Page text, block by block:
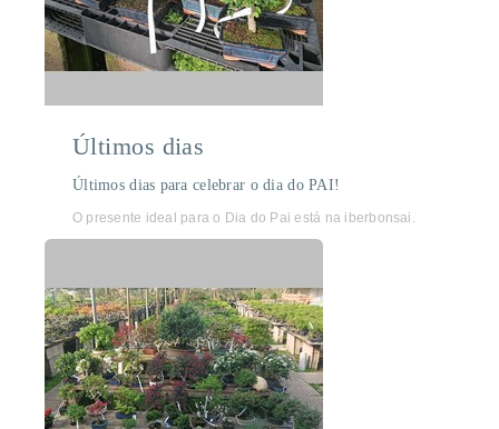
Últimos dias
Últimos dias para celebrar o dia do PAI!
O presente ideal para o Dia do Pai está na iberbonsai.